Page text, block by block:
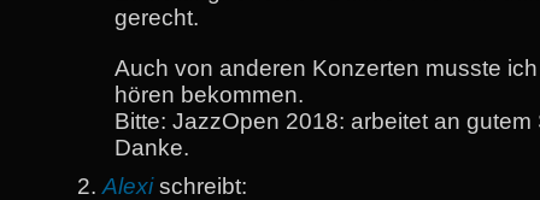
gerecht.
Auch von anderen Konzerten musste
hören bekommen.
Bitte: JazzOpen 2018: arbeitet an gutem
Danke.
Alexischreibt: